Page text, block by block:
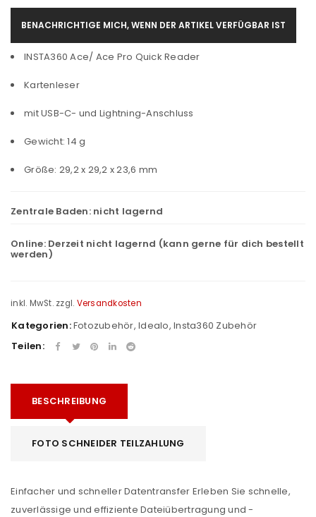
BENACHRICHTIGE MICH, WENN DER ARTIKEL VERFÜGBAR IST
INSTA360 Ace/ Ace Pro Quick Reader
Kartenleser
mit USB-C- und Lightning-Anschluss
Gewicht: 14 g
Größe: 29,2 x 29,2 x 23,6 mm
Zentrale Baden: nicht lagernd
Online: Derzeit nicht lagernd (kann gerne für dich bestellt
werden)
inkl. MwSt. zzgl. Versandkosten
Kategorien:Fotozubehör, Idealo, Insta360 Zubehör
Teilen:
BESCHREIBUNG
FOTO SCHNEIDER TEILZAHLUNG
Einfacher und schneller Datentransfer Erleben Sie schnelle,
zuverlässige und effiziente Dateiübertragung und -